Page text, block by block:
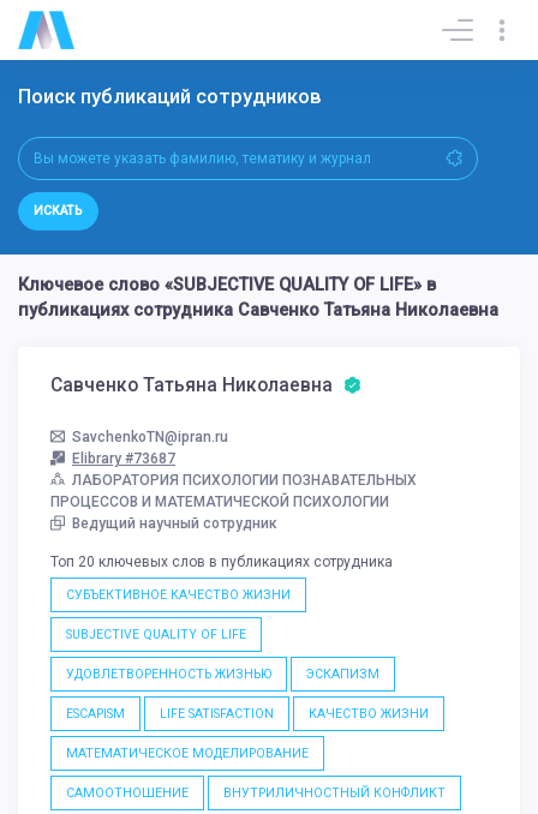
Поиск публикаций сотрудников
ИСКАТЬ
Ключевое слово «SUBJECTIVE QUALITY OF LIFE» в
публикациях сотрудника Савченко Татьяна Николаевна
Савченко Татьяна Николаевна
SavchenkoTN@ipran.ru
Elibrary #73687
ЛАБОРАТОРИЯ ПСИХОЛОГИИ ПОЗНАВАТЕЛЬНЫХ
ПРОЦЕССОВ И МАТЕМАТИЧЕСКОЙ ПСИХОЛОГИИ
Ведущий научный сотрудник
Топ 20 ключевых слов в публикациях сотрудника
СУБЪЕКТИВНОЕ КАЧЕСТВО ЖИЗНИ
SUBJECTIVE QUALITY OF LIFE
УДОВЛЕТВОРЕННОСТЬ ЖИЗНЬЮ ЭСКАПИЗМ
ESCAPISM LIFE SATISFACTION КАЧЕСТВО ЖИЗНИ
МАТЕМАТИЧЕСКОЕ МОДЕЛИРОВАНИЕ
САМООТНОШЕНИЕ ВНУТРИЛИЧНОСТНЫЙ КОНФЛИКТ